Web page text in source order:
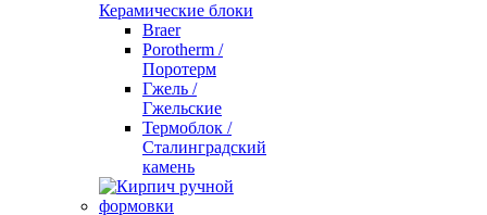
Керамические блоки
Braer
Porotherm /
Поротерм
Гжель /
Гжельские
Термоблок /
Сталинградский
камень